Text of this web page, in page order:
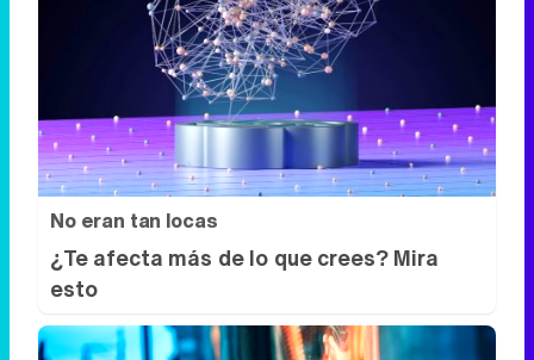
No eran tan locas
¿Te afecta más de lo que crees? Mira
esto